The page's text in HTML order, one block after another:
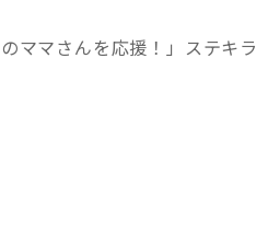
ママさんを応援！」ステキラ